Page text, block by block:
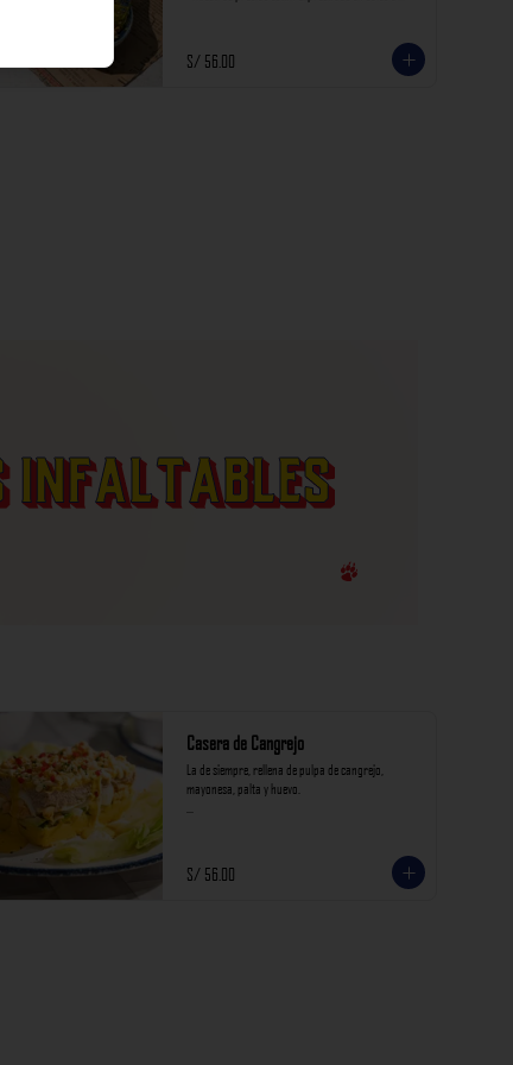
S/ 56.00
Casera de Cangrejo
La de siempre, rellena de pulpa de cangrejo,
mayonesa, palta y huevo.
S/ 56.00